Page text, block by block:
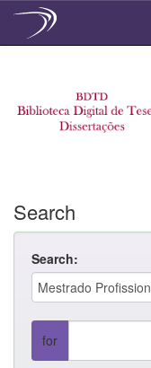
Search
Search:
for